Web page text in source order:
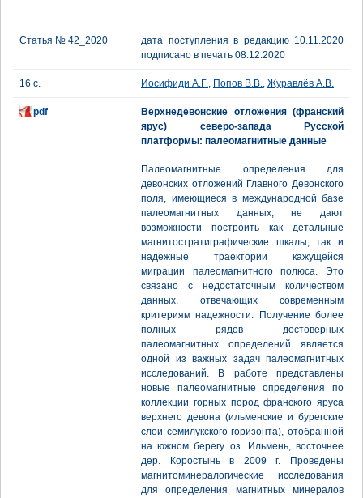
Статья № 42_2020
дата поступления в редакцию 10.11.2020
подписано в печать 08.12.2020
16 с. Иосифиди А.Г., Попов В.В., Журавлёв А.В.
pdf
Верхнедевонские отложения (франский
ярус) северо-запада Русской
платформы: палеомагнитные данные
Палеомагнитные определения для
девонских отложений Главного Девонского
поля, имеющиеся в международной базе
палеомагнитных данных, не дают
возможности построить как детальные
магнитостратиграфические шкалы, так и
надежные траектории кажущейся
миграции палеомагнитного полюса. Это
связано с недостаточным количеством
данных, отвечающих современным
критериям надежности. Получение более
полных рядов достоверных
палеомагнитных определений является
одной из важных задач палеомагнитных
исследований. В работе представлены
новые палеомагнитные определения по
коллекции горных пород франского яруса
верхнего девона (ильменские и бурегские
слои семилукского горизонта), отобранной
на южном берегу оз. Ильмень, восточнее
дер. Коростынь в 2009 г. Проведены
магнитоминералогические исследования
для определения магнитных минералов